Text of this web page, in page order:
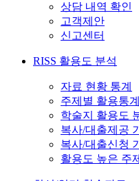
상담 내역 확인
고객제안
신고센터
RISS 활용도 분석
자료 현황 통계
주제별 활용통
학술지 활용도
복사/대출제공
복사/대출신청
활용도 높은 주제